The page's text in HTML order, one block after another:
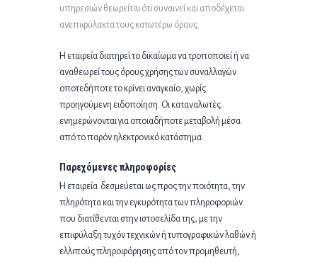
υπηρεσιών θεωρείται ότι συναινεί και αποδέχεται
ανεπιφύλακτα τους κατωτέρω όρους.
Η εταιρεία διατηρεί το δικαίωμα να τροποποιεί ή να
αναθεωρεί τους όρους χρήσης των συναλλαγών
οποτεδήποτε το κρίνει αναγκαίο, χωρίς
προηγούμενη ειδοποίηση. Οι καταναλωτές
ενημερώνονται για οποιαδήποτε μεταβολή μέσα
από το παρόν ηλεκτρονικό κατάστημα.
Παρεχόμενες πληροφορίες
Η εταιρεία δεσμεύεται ως προς την ποιότητα, την
πληρότητα και την εγκυρότητα των πληροφοριών
που διατίθενται στην ιστοσελίδα της, με την
επιφύλαξη τυχόν τεχνικών ή τυπογραφικών λαθών ή
ελλιπούς πληροφόρησης από τον προμηθευτή,